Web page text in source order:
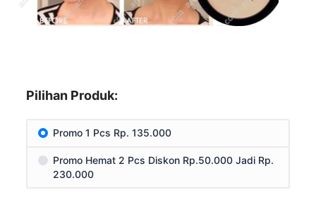
Pilihan Produk:
Promo 1 Pcs Rp. 135.000
Promo Hemat 2 Pcs Diskon Rp.50.000 Jadi Rp.
230.000